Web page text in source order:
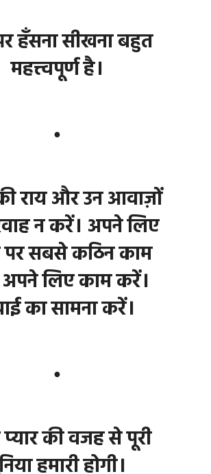
हँसना सीखना बहुत
महत्त्वपूर्ण है।
●
राय और उन आवाज़ों
न करें। अपने लिए
पर सबसे कठिन काम
लिए काम करें।
का सामना करें।
●
प्यार की वजह से पूरी
हमारी होगी।